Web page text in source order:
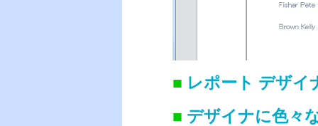
■ レポート デザイ
■ デザイナに色々